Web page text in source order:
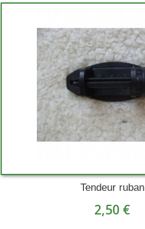
Tendeur ruban
2,50 €